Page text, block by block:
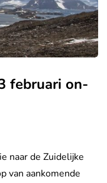
februari on-
naar de Zuidelijke
van aankomende